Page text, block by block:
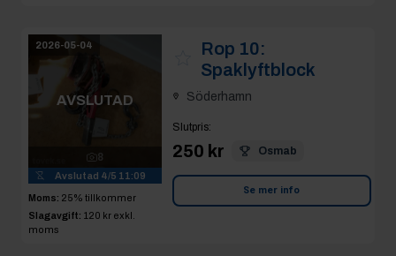
2026-05-04
AVSLUTAD
8
Avslutad 4/5 11:09
Moms: 25% tillkommer
Slagavgift: 120 kr exkl.
moms
Rop 10:
Spaklyftblock
Söderhamn
Slutpris:
250 kr Osmab
Se mer info